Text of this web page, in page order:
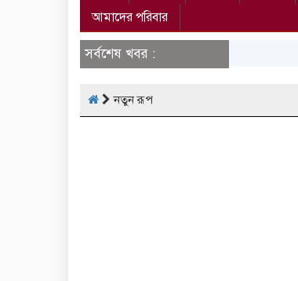
আমাদের পরিবার
সর্বশেষ খবর :
নতুন রূপ